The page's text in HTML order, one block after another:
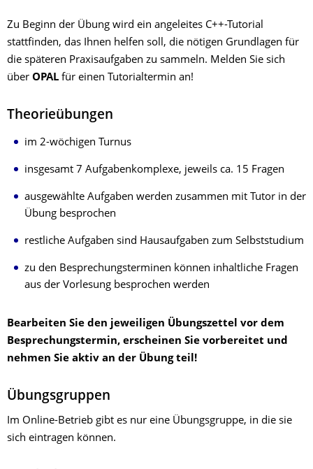
Zu Beginn der Übung wird ein angeleites C++-Tutorial
stattfinden, das Ihnen helfen soll, die nötigen Grundlagen für
die späteren Praxisaufgaben zu sammeln. Melden Sie sich
über OPAL für einen Tutorialtermin an!
Theorieübungen
im 2-wöchigen Turnus
insgesamt 7 Aufgabenkomplexe, jeweils ca. 15 Fragen
ausgewählte Aufgaben werden zusammen mit Tutor in der
Übung besprochen
restliche Aufgaben sind Hausaufgaben zum Selbststudium
zu den Besprechungsterminen können inhaltliche Fragen
aus der Vorlesung besprochen werden
Bearbeiten Sie den jeweiligen Übungszettel vor dem
Besprechungstermin, erscheinen Sie vorbereitet und
nehmen Sie aktiv an der Übung teil!
Übungsgruppen
Im Online-Betrieb gibt es nur eine Übungsgruppe, in die sie
sich eintragen können.